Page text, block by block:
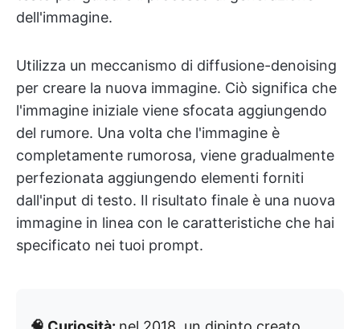
dell'immagine.
Utilizza un meccanismo di diffusione-denoising
per creare la nuova immagine. Ciò significa che
l'immagine iniziale viene sfocata aggiungendo
del rumore. Una volta che l'immagine è
completamente rumorosa, viene gradualmente
perfezionata aggiungendo elementi forniti
dall'input di testo. Il risultato finale è una nuova
immagine in linea con le caratteristiche che hai
specificato nei tuoi prompt.